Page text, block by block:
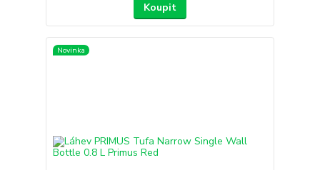
Koupit
Novinka